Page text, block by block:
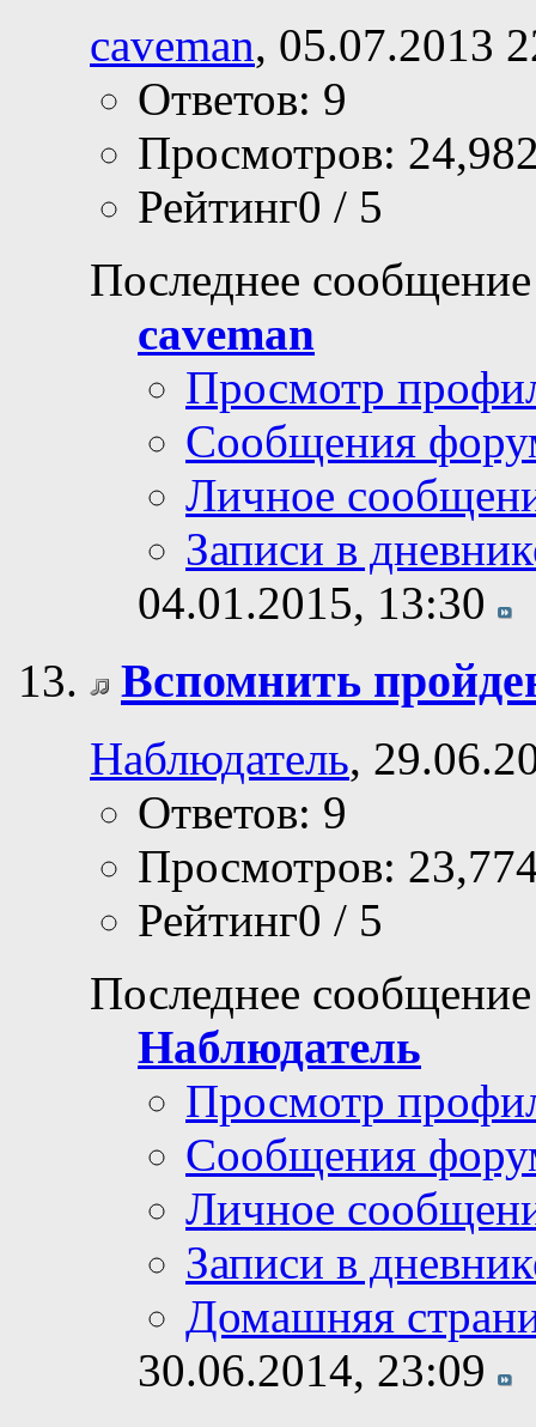
caveman, 05.07.2013
Ответов: 9
Просмотров:
Рейтинг0 / 5
Последнее
caveman
Просмотр
Сообщения
Личное
Записи в
04.01.2015, 13:30
Вспомнить
Наблюдатель,
Ответов: 9
Просмотров:
Рейтинг0 / 5
Последнее
Наблюдатель
Просмотр
Сообщения
Личное
Записи в
Домашняя
30.06.2014, 23:09